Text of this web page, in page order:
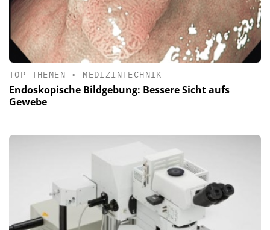
TOP-THEMEN • MEDIZINTECHNIK
Endoskopische Bildgebung: Bessere Sicht aufs
Gewebe